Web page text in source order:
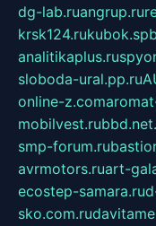
dg-lab.ruangrup.ru
krsk124.ru
analitikaplus.ru
sloboda-ural.pp.ru
online-z.com
mobilvest.ru
smp-forum.ru
avrmotors.ruart-
ecostep-samara.ru
sko.com.ru